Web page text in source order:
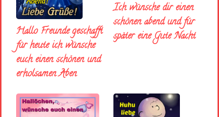
Hallo Freunde geschafft
für heute ich wünsche
euch einen schönen und
erholsamen Aben
Ich wünsche dir einen
schönen abend und fúr
später eine Gute Nacht